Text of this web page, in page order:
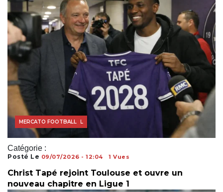
Catégorie :
ACTUALITÉS FOOTBALL
MERCATO FOOTBALL
Posté Le 09/07/2026 - 12:04 1 Vues
Christ Tapé rejoint Toulouse et ouvre un
nouveau chapitre en Ligue 1